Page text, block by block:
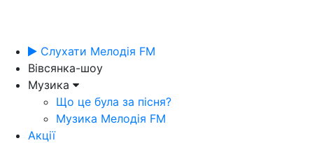
Слухати Мелодія FM
Вівсянка-шоу
Музика
Що це була за пісня?
Музика Мелодія FM
Акції